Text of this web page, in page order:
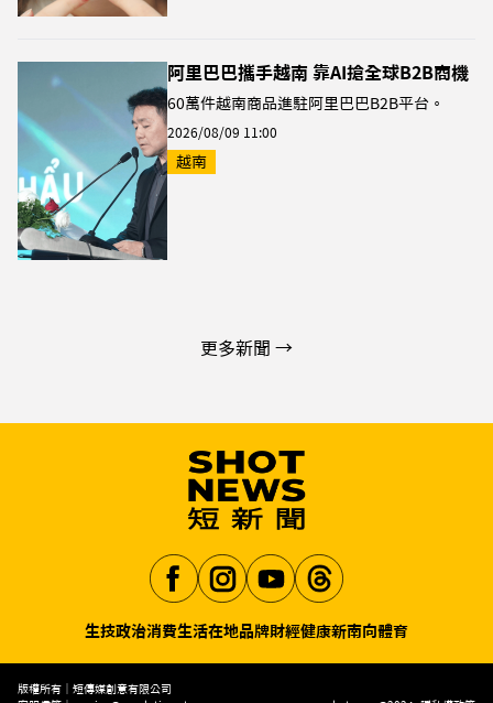
阿里巴巴攜手越南 靠AI搶全球B2B商機
60萬件越南商品進駐阿里巴巴B2B平台。
2026/08/09 11:00
越南
更多新聞 →
Aa
生技政治消費生活在地品牌財經健康新南向體育
版權所有｜短傳媒創意有限公司